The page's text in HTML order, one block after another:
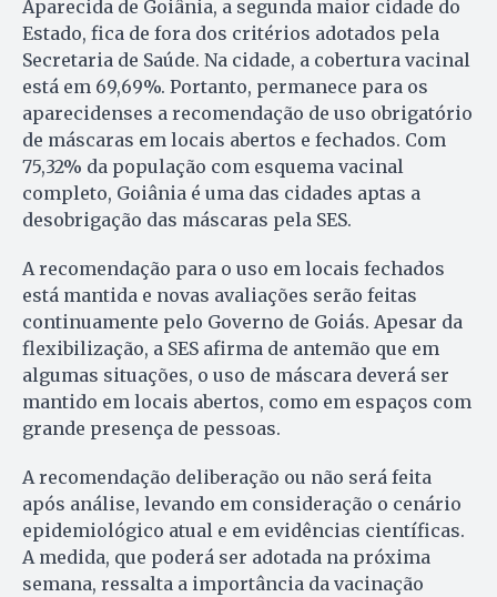
Aparecida de Goiânia, a segunda maior cidade do
Estado, fica de fora dos critérios adotados pela
Secretaria de Saúde. Na cidade, a cobertura vacinal
está em 69,69%. Portanto, permanece para os
aparecidenses a recomendação de uso obrigatório
de máscaras em locais abertos e fechados. Com
75,32% da população com esquema vacinal
completo, Goiânia é uma das cidades aptas a
desobrigação das máscaras pela SES.
A recomendação para o uso em locais fechados
está mantida e novas avaliações serão feitas
continuamente pelo Governo de Goiás. Apesar da
flexibilização, a SES afirma de antemão que em
algumas situações, o uso de máscara deverá ser
mantido em locais abertos, como em espaços com
grande presença de pessoas.
A recomendação deliberação ou não será feita
após análise, levando em consideração o cenário
epidemiológico atual e em evidências científicas.
A medida, que poderá ser adotada na próxima
semana, ressalta a importância da vacinação